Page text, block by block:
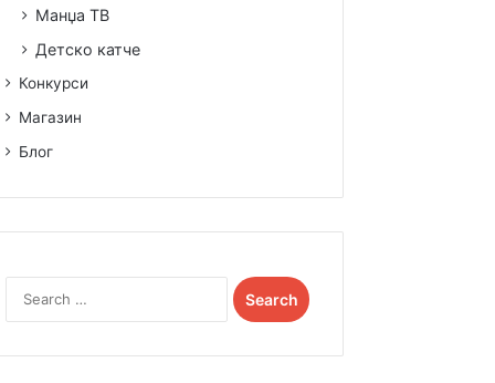
Манџа ТВ
Детско катче
Конкурси
Магазин
Блог
Search
for: